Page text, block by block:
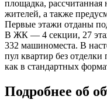
площадка, рассчитанная
жителей, а также
Первые этажи отданы
В ЖК — 4 секции, 27
332 машиноместа. В
пул квартир без
как в стандартных
Подробнее об